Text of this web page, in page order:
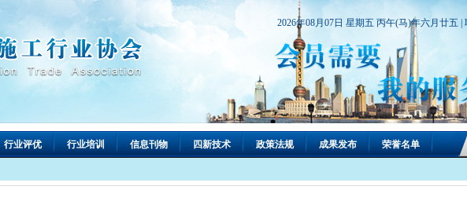
2026年08月07日 星期五 丙午(马)年六月廿五 |
行业评优 行业培训 信息刊物 四新技术 政策法规 成果发布 荣誉名单